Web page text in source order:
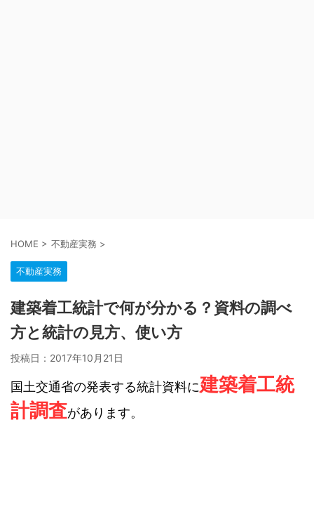
HOME > 不動産実務 >
不動産実務
建築着工統計で何が分かる？資料の調べ
方と統計の見方、使い方
投稿日： 2017年10月21日
国土交通省の発表する統計資料に建築着工統
計調査があります。